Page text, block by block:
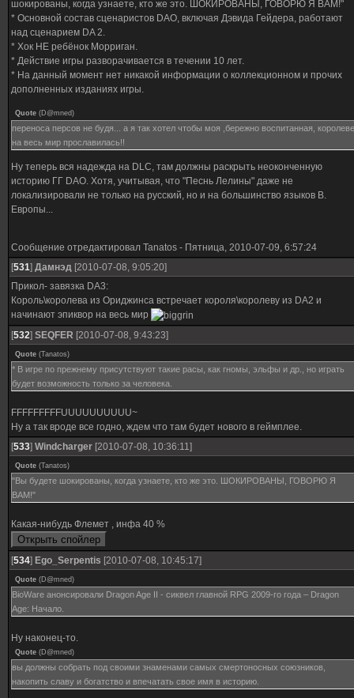
шокированы, когда узнаете, кто же это. ШОКИРОВАНЫ, ГОВОРЮ Я ВАМ!"
* Основной состав сценаристов DAO, включая Дэвида Гейдера, работают
над сценарием DA 2.
* Хок НЕ ребёнок Морриган.
* Действие игры разворачивается в течении 10 лет.
* На данный момент нет никакой информации о коллекционном и прочих
дополненных изданиях игры.
Quote (D@mned)
переноса персов не будя... а я так хотел чтобы моя ,бережно воспитанная, королеве
на весь мир прославилась!!
Ну теперь вся надежда на DLC, там должны раскрыть неоконченную
историю ГГ DAO. Хотя, учитывая, что "Песнь Лелины" даже не
локализировали не только на русский, но и на большинство языков В.
Европы...
Сообщение отредактировал Tanatos - Пятница, 2010-07-09, 6:57:24
[531] Дамнэд [2010-07-08, 9:05:20]
Прикол- завязка DA3:
Король\королева из Ориджинса встречает короля\королеву из DA2 и
начинают эпиквор на весь мир
[532] SEQFER [2010-07-08, 9:43:23]
Quote (Tanatos)
* В игре по прежнему присутствуют такие расы, как гномы, эльфы и др., но играть
будет возможность только за человека.
FFFFFFFFFUUUUUUUUUU~
Ну а так вроде все годно, ждем что там будет нового в геймплее.
[533] Windcharger [2010-07-08, 10:36:11]
Quote (Tanatos)
"Вы будете шокированы, когда узнаете, кто же это. ШОКИРОВАНЫ, ГОВОРЮ Я
ВАМ!"
Какая-нибудь Флемет , инфа 40 %
[534] Ego_Serpentis [2010-07-08, 10:45:17]
Quote (D@mned)
BioWare анонсировали Dragon Age II - сиквел главной RPG 2009-го года – Dragon
Age: Начало.
Ну наконец-то.
Quote (D@mned)
вы должны собрать под своими знаменами самых смертоносных союзников,
накопить славу и богатство и впечатать свое имя в историю.